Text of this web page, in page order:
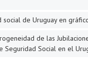
social de Uruguay en
de las
Seguridad Social en el